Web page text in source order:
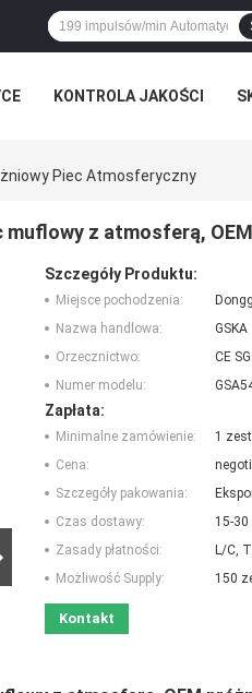
KONTROLA JAKOŚCI
Piec Atmosferyczny
z atmosferą,
Szczegóły Produktu:
Miejsce pochodzenia:
Nazwa handlowa:
GSKA
Orzecznictwo:
CE
Numer modelu:
Zapłata:
Minimalne zamówienie:
1
Cena:
Szczegóły pakowania:
Czas dostawy:
15-
Zasady płatności:
L/C,
Możliwość Supply:
150
Kontakt